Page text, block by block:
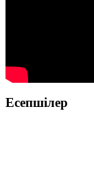
Есепшілер